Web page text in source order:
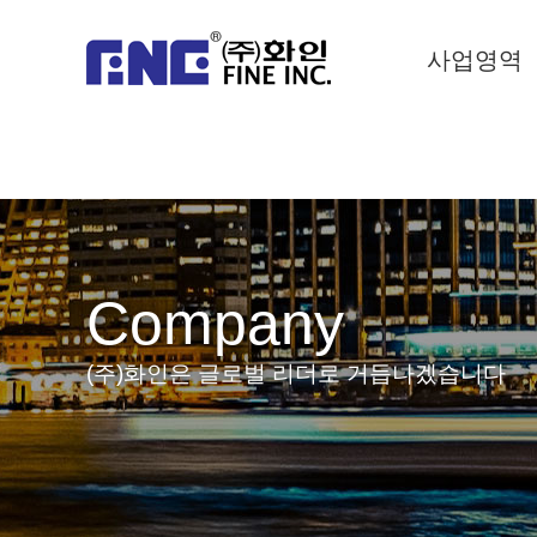
사업영역
Company
(주)화인은 글로벌 리더로 거듭나겠습니다